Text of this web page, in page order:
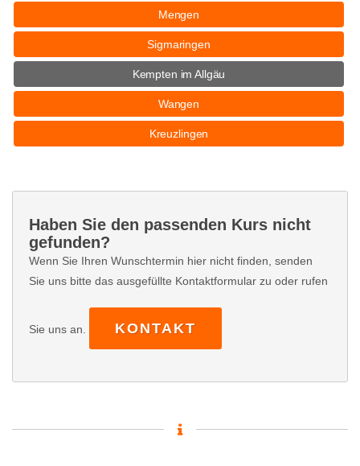
Mengen
Sigmaringen
Kempten im Allgäu
Wangen
Kreuzlingen
Haben Sie den passenden Kurs nicht
gefunden?
Wenn Sie Ihren Wunschtermin hier nicht finden, senden
Sie uns bitte das ausgefüllte Kontaktformular zu oder rufen
Sie uns an. KONTAKT